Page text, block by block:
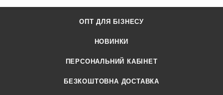
ОПТ ДЛЯ БІЗНЕСУ
НОВИНКИ
ПЕРСОНАЛЬНИЙ КАБІНЕТ
БЕЗКОШТОВНА ДОСТАВКА